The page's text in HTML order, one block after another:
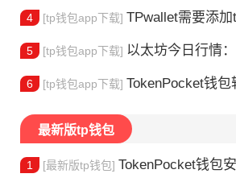
4 [tp钱包app下载] TPwallet需要添加trx吗
5 [tp钱包app下载] 以太坊今日行情：
6 [tp钱包app下载] TokenPocket钱包转不出钱
最新版tp钱包
1 [最新版tp钱包] TokenPocket钱包安全